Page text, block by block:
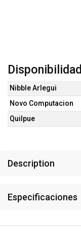
Disponibilidad
Nibble Arlegui
Novo Computacion
Quilpue
Description
Especificaciones